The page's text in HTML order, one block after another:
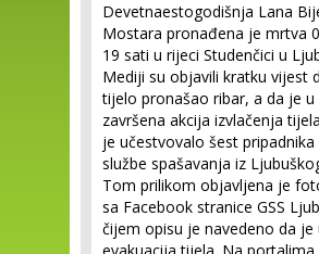
Devetnaestogodišnja Lana
Mostara pronađena je mrtva
19 sati u rijeci Studenčici u
Mediji su objavili kratku vijest
tijelo pronašao ribar, a da je u
završena akcija izvlačenja
je učestvovalo šest pripadnika
službe spašavanja iz
Tom prilikom objavljena je
sa Facebook stranice GSS
čijem opisu je navedeno da je